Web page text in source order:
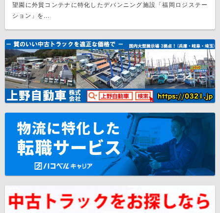
望園に外貿コンテナに特化したデバンニング施設「福岡ロジステー
ション」を...